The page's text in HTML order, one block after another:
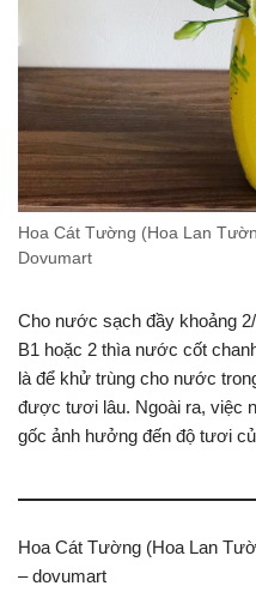
Hoa Cát Tường (Hoa Lan
Dovumart
Cho nước sạch đầy khoảng
B1 hoặc 2 thìa nước cốt
là để khử trùng cho nước
được tươi lâu. Ngoài ra, việc
gốc ảnh hưởng đến độ tươi
Hoa Cát Tường (Hoa Lan
– dovumart